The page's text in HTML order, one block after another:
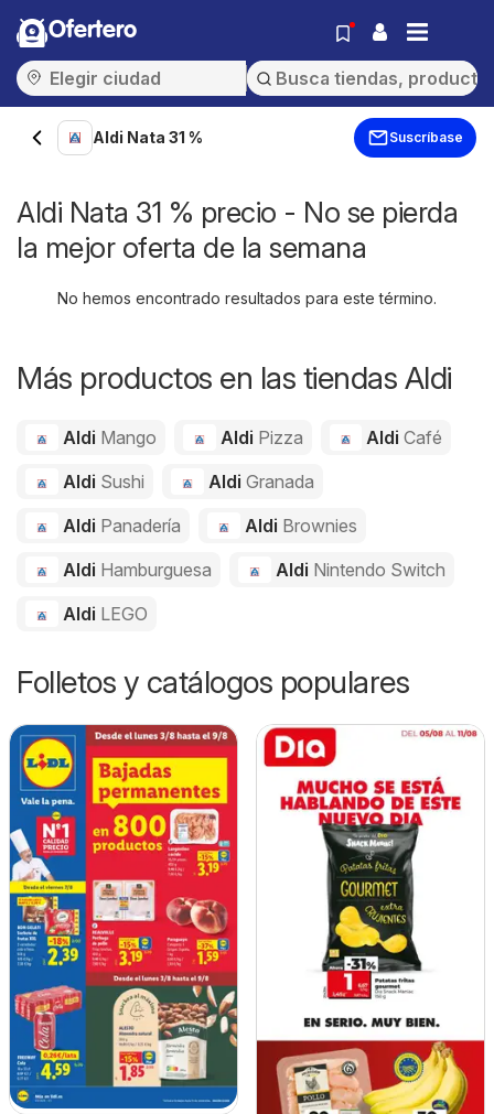
Ofertero
Aldi Nata 31 % Suscríbase
Aldi Nata 31 % precio - No se pierda
la mejor oferta de la semana
No hemos encontrado resultados para este término.
Más productos en las tiendas Aldi
Aldi Mango Aldi Pizza AldiCafé
Aldi Sushi Aldi Granada
Aldi Panadería Aldi Brownies
Aldi Hamburguesa Aldi Nintendo Switch
Aldi LEGO
Folletos y catálogos populares